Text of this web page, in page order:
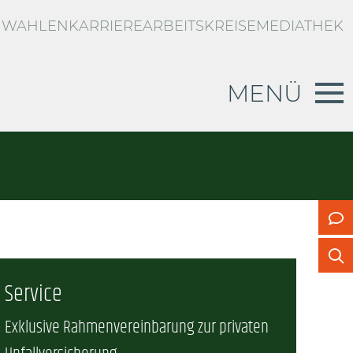
WAHLENKARRIEREARBEITSKREISEMEDIATHEK
MENÜ
Service
Exklusive Rahmenvereinbarung zur privaten